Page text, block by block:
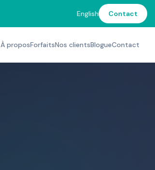
English Contact
À proposForfaitsNos clientsBlogueContact